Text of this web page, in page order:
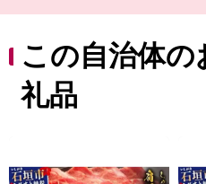
んでいます。
石垣市では、そんな島の魅
と納税のお礼の品を豊富にご
この自治体
礼品